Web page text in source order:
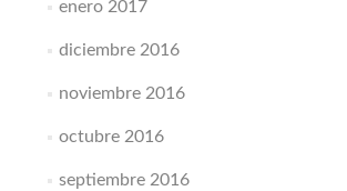
enero 2017
diciembre 2016
noviembre 2016
octubre 2016
septiembre 2016